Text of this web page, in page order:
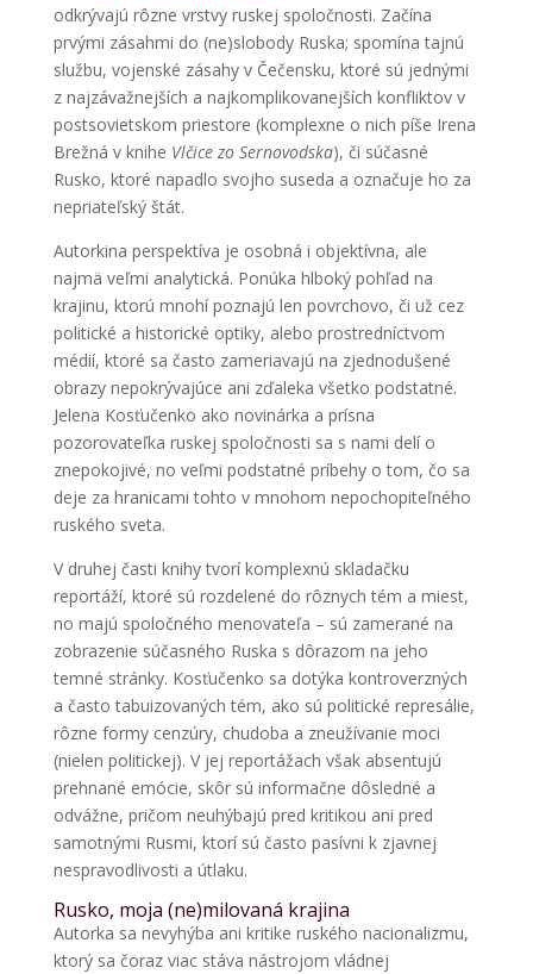
odkrývajú rôzne vrstvy ruskej spoločnosti. Začína
prvými zásahmi do (ne)slobody Ruska; spomína tajnú
službu, vojenské zásahy v Čečensku, ktoré sú jednými
z najzávažnejších a najkomplikovanejších konfliktov v
postsovietskom priestore (komplexne o nich píše Irena
Brežná v knihe Vlčice zo Sernovodska), či súčasné
Rusko, ktoré napadlo svojho suseda a označuje ho za
nepriateľský štát.
Autorkina perspektíva je osobná i objektívna, ale
najmä veľmi analytická. Ponúka hlboký pohľad na
krajinu, ktorú mnohí poznajú len povrchovo, či už cez
politické a historické optiky, alebo prostredníctvom
médií, ktoré sa často zameriavajú na zjednodušené
obrazy nepokrývajúce ani zďaleka všetko podstatné.
Jelena Kosťučenko ako novinárka a prísna
pozorovateľka ruskej spoločnosti sa s nami delí o
znepokojivé, no veľmi podstatné príbehy o tom, čo sa
deje za hranicami tohto v mnohom nepochopiteľného
ruského sveta.
V druhej časti knihy tvorí komplexnú skladačku
reportáží, ktoré sú rozdelené do rôznych tém a miest,
no majú spoločného menovateľa – sú zamerané na
zobrazenie súčasného Ruska s dôrazom na jeho
temné stránky. Kosťučenko sa dotýka kontroverzných
a často tabuizovaných tém, ako sú politické represálie,
rôzne formy cenzúry, chudoba a zneužívanie moci
(nielen politickej). V jej reportážach však absentujú
prehnané emócie, skôr sú informačne dôsledné a
odvážne, pričom neuhýbajú pred kritikou ani pred
samotnými Rusmi, ktorí sú často pasívni k zjavnej
nespravodlivosti a útlaku.
Rusko, moja (ne)milovaná krajina
Autorka sa nevyhýba ani kritike ruského nacionalizmu,
ktorý sa čoraz viac stáva nástrojom vládnej